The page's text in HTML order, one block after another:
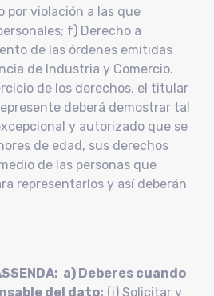
por violación a las que
f) Derecho a
de las órdenes emitidas
de Industria y Comercio.
de los derechos, el titular
deberá demostrar tal
y autorizado que se
de edad, sus derechos
de las personas que
representarlos y así deberán
a) Deberes cuando
del dato: (i) Solicitar y